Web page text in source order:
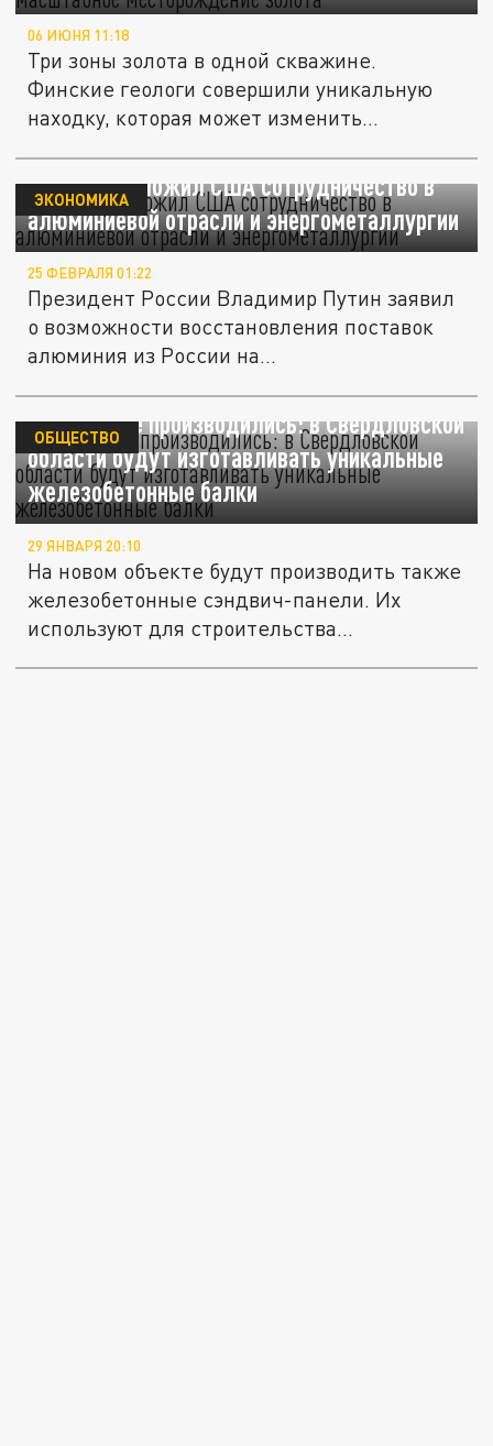
06 ИЮНЯ 11:18
Три зоны золота в одной скважине.
Финские геологи совершили уникальную
находку, которая может изменить
Путин предложил США сотрудничество в
алюминиевой отрасли и энергометаллургии
ЭКОНОМИКА
25 ФЕВРАЛЯ 01:22
Президент России Владимир Путин заявил
о возможности восстановления поставок
алюминия из России на...
На Урале не производились: в Свердловской
области будут изготавливать уникальные
железобетонные балки
ОБЩЕСТВО
29 ЯНВАРЯ 20:10
На новом объекте будут производить также
железобетонные сэндвич-панели. Их
используют для строительства...